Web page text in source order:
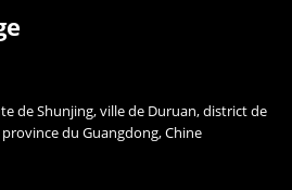
de Shunjing, ville de Duruan, district de
du Guangdong, Chine